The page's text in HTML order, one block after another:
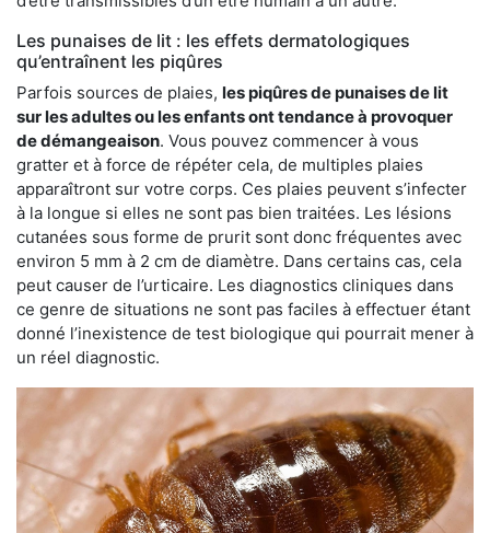
Les punaises de lit : les effets dermatologiques
qu’entraînent les piqûres
Parfois sources de plaies, les piqûres de punaises de lit
sur les adultes ou les enfants ont tendance à provoquer
de démangeaison. Vous pouvez commencer à vous
gratter et à force de répéter cela, de multiples plaies
apparaîtront sur votre corps. Ces plaies peuvent s’infecter
à la longue si elles ne sont pas bien traitées. Les lésions
cutanées sous forme de prurit sont donc fréquentes avec
environ 5 mm à 2 cm de diamètre. Dans certains cas, cela
peut causer de l’urticaire. Les diagnostics cliniques dans
ce genre de situations ne sont pas faciles à effectuer étant
donné l’inexistence de test biologique qui pourrait mener à
un réel diagnostic.